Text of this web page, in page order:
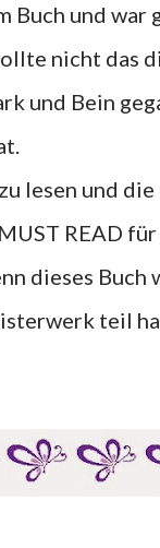
Buch und
nicht das
und Bein
lesen und
READ
dieses
teil